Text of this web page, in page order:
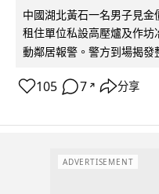
中國湖北黃石一名男子見
租住單位私設高壓爐及作
動鄰居報警。警方到場揭發
105 7 ↗ 分享
ADVERTISEMENT